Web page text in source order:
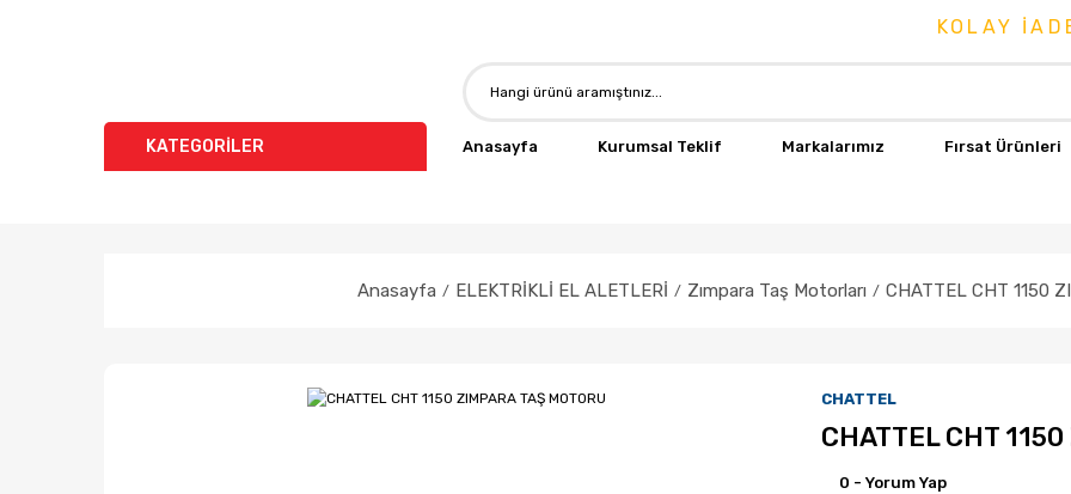
KOLAY İADE
KATEGORİLER Anasayfa Kurumsal Teklif Markalarımız Fırsat Ürünleri
Anasayfa ELEKTRİKLİ EL ALETLERİ Zımpara Taş Motorları CHATTEL CHT 1150
CHATTEL
CHATTEL CHT
0 - Yorum Yap